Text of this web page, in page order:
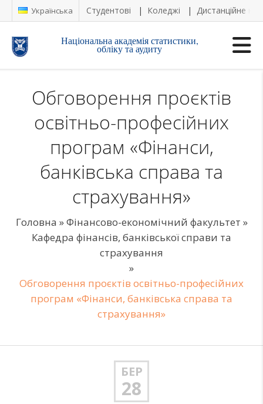
Українська Студентові Коледжі Дистанційне
Національна академія статистики,
обліку та аудиту
Обговорення проєктів
освітньо-професійних
програм «Фінанси,
банківська справа та
страхування»
Головна »Фінансово-економічний факультет »
Кафедра фінансів, банківської справи та
страхування
»
Обговорення проєктів освітньо-професійних
програм «Фінанси, банківська справа та
страхування»
БЕР
28